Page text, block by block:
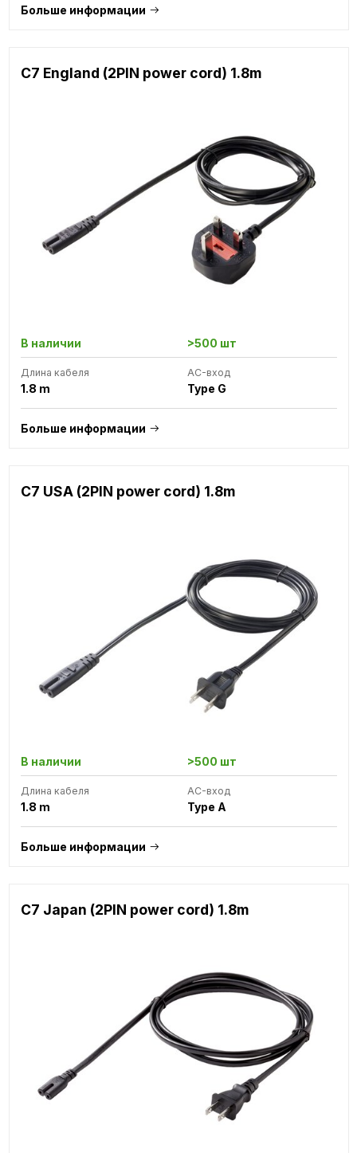
Больше информации
C7 England (2PIN power cord) 1.8m
В наличии >500 шт
Длина кабеля
1.8 m
AC-вход
Type G
Больше информации
C7 USA (2PIN power cord) 1.8m
В наличии >500 шт
Длина кабеля
1.8 m
AC-вход
Type A
Больше информации
C7 Japan (2PIN power cord) 1.8m